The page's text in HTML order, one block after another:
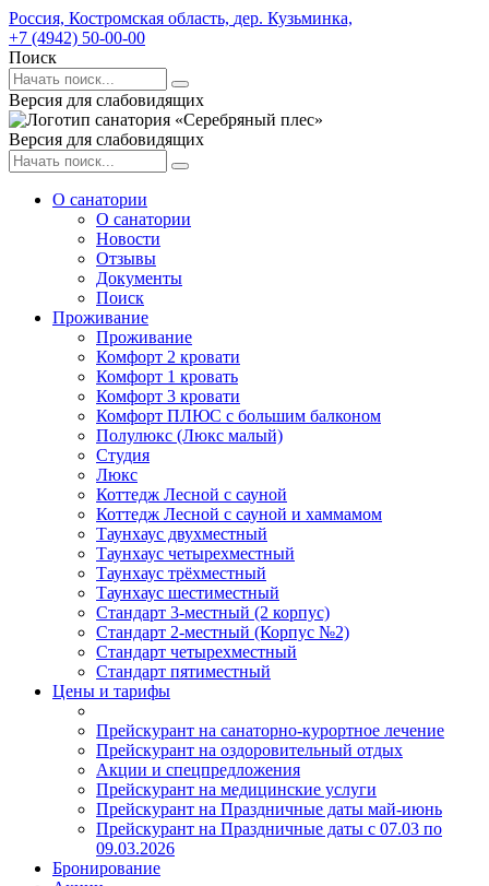
Россия, Костромская область, дер. Кузьминка,
+7 (4942) 50-00-00
Поиск
Версия для слабовидящих
Версия для слабовидящих
О санатории
О санатории
Новости
Отзывы
Документы
Поиск
Проживание
Проживание
Комфорт 2 кровати
Комфорт 1 кровать
Комфорт 3 кровати
Комфорт ПЛЮС с большим балконом
Полулюкс (Люкс малый)
Студия
Люкс
Коттедж Лесной с сауной
Коттедж Лесной с сауной и хаммамом
Таунхаус двухместный
Таунхаус четырехместный
Таунхаус трёхместный
Таунхаус шестиместный
Стандарт 3-местный (2 корпус)
Стандарт 2-местный (Корпус №2)
Стандарт четырехместный
Стандарт пятиместный
Цены и тарифы
Прейскурант на санаторно-курортное лечение
Прейскурант на оздоровительный отдых
Акции и спецпредложения
Прейскурант на медицинские услуги
Прейскурант на Праздничные даты май-июнь
Прейскурант на Праздничные даты с 07.03 по
09.03.2026
Бронирование